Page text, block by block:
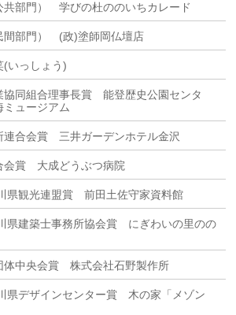
共部門） 学びの杜ののいちカレード
間部門） (政)塗師岡仏壇店
いっしょう)
協同組合理事長賞 能登歴史公園センタ
ミュージアム
連合会賞 三井ガーデンホテル金沢
会賞 大成どうぶつ病院
県観光連盟賞 前田土佐守家資料館
県建築士事務所協会賞 にぎわいの里のの
体中央会賞 株式会社石野製作所
県デザインセンター賞 木の家「メゾン